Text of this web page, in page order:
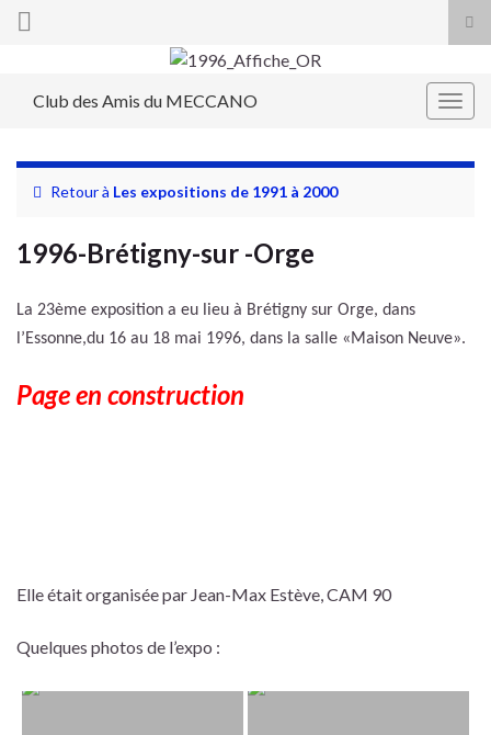
Search for:
Club des Amis du MECCANO
Retour à Les expositions de 1991 à 2000
1996-Brétigny-sur -Orge
La 23ème exposition a eu lieu à Brétigny sur Orge, dans
l’Essonne,du 16 au 18 mai 1996, dans la salle «Maison Neuve».
Page en construction
Elle était organisée par Jean-Max Estève, CAM 90
Quelques photos de l’expo :